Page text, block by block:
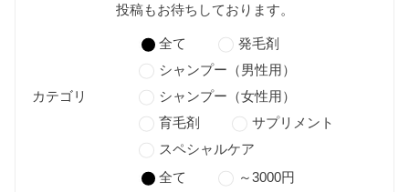
投稿もお待ちしております。
カテゴリ
全て
発毛剤
シャンプー（男性用）
シャンプー（女性用）
育毛剤
サプリメント
スペシャルケア
全て
～3000円